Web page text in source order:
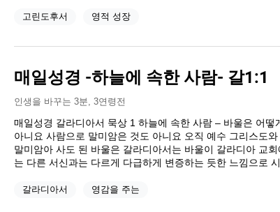
고린도후서 영적 성장
매일성경 -하늘에 속한 사람- 갈1:1
인생을 바꾸는 3분, 3연령전
매일성경 갈라디아서 묵상 1 하늘에 속한 사람 – 바울은 어
아니요 사람으로 말미암은 것도 아니요 오직 예수 그리스도
말미암아 사도 된 바울은 갈라디아서는 바울이 갈라디아 교
는 다른 서신과는 다르게 다급하게 변증하는 듯한 느낌으로
갈라디아서 영감을 주는